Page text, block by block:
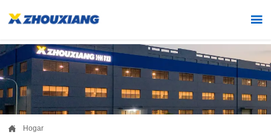

 Hogar